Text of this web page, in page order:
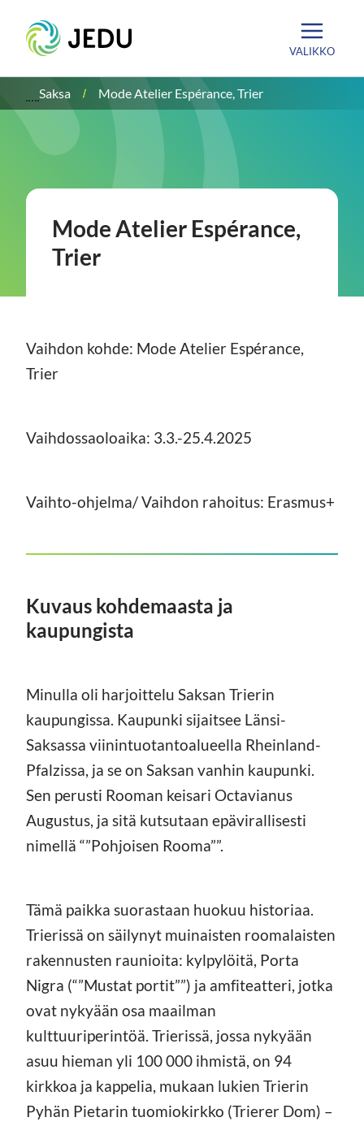
sisältöön
Etusivu
VALIKKO
Saksa Mode Atelier Espérance, Trier
Mode Atelier Espérance,
Trier
Vaihdon kohde: Mode Atelier Espérance,
Trier
Vaihdossaoloaika: 3.3.-25.4.2025
Vaihto-ohjelma/ Vaihdon rahoitus: Erasmus+
Kuvaus kohdemaasta ja
kaupungista
Minulla oli harjoittelu Saksan Trierin
kaupungissa. Kaupunki sijaitsee Länsi-
Saksassa viinintuotantoalueella Rheinland-
Pfalzissa, ja se on Saksan vanhin kaupunki.
Sen perusti Rooman keisari Octavianus
Augustus, ja sitä kutsutaan epävirallisesti
nimellä “”Pohjoisen Rooma””.
Tämä paikka suorastaan huokuu historiaa.
Trierissä on säilynyt muinaisten roomalaisten
rakennusten raunioita: kylpylöitä, Porta
Nigra (“”Mustat portit””) ja amfiteatteri, jotka
ovat nykyään osa maailman
kulttuuriperintöä. Trierissä, jossa nykyään
asuu hieman yli 100 000 ihmistä, on 94
kirkkoa ja kappelia, mukaan lukien Trierin
Pyhän Pietarin tuomiokirkko (Trierer Dom) –